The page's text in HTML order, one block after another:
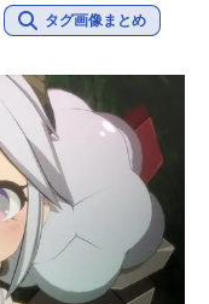
タグ画像まとめ